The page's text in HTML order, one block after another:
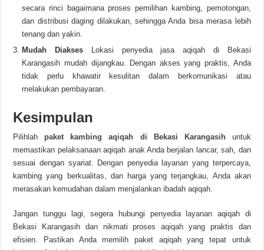
secara rinci bagaimana proses pemilihan kambing, pemotongan,
dan distribusi daging dilakukan, sehingga Anda bisa merasa lebih
tenang dan yakin.
Mudah Diakses Lokasi penyedia jasa aqiqah di Bekasi
Karangasih mudah dijangkau. Dengan akses yang praktis, Anda
tidak perlu khawatir kesulitan dalam berkomunikasi atau
melakukan pembayaran.
Kesimpulan
Pilihlah paket kambing aqiqah di Bekasi Karangasihuntuk
memastikan pelaksanaan aqiqah anak Anda berjalan lancar, sah, dan
sesuai dengan syariat. Dengan penyedia layanan yang terpercaya,
kambing yang berkualitas, dan harga yang terjangkau, Anda akan
merasakan kemudahan dalam menjalankan ibadah aqiqah.
Jangan tunggu lagi, segera hubungi penyedia layanan aqiqah di
Bekasi Karangasih dan nikmati proses aqiqah yang praktis dan
efisien. Pastikan Anda memilih paket aqiqah yang tepat untuk